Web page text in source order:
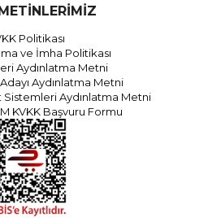
Politikası
ve İmha Politikası
Aydınlatma Metni
Adayı Aydınlatma Metni
Sistemleri Aydınlatma Metni
KVKK Başvuru Formu